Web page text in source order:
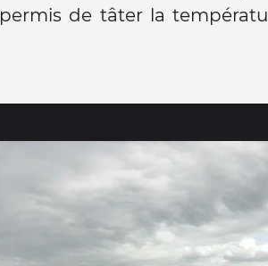
permis de tâter la